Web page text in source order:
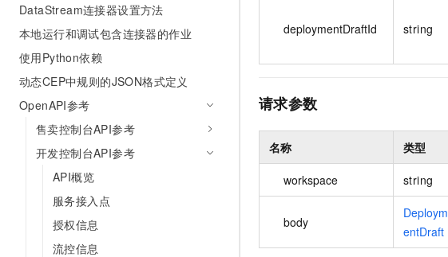
DataStream连接器设置方法
本地运行和调试包含连接器的作业
使用Python依赖
动态CEP中规则的JSON格式定义
OpenAPI参考
售卖控制台API参考
开发控制台API参考
API概览
服务接入点
授权信息
流控信息
deploymentDraftId string
请求参数
名称 类型
workspace string
body
Deploym
entDraft